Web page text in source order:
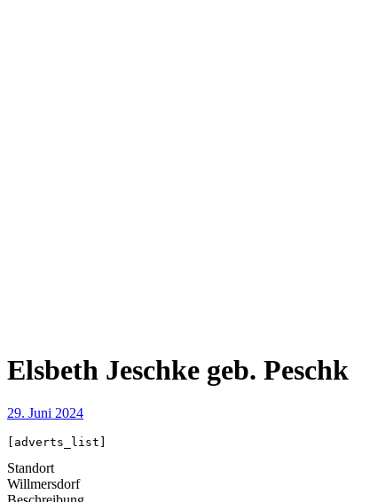
Elsbeth Jeschke geb. Peschk
29. Juni 2024
[adverts_list]
Standort
Willmersdorf